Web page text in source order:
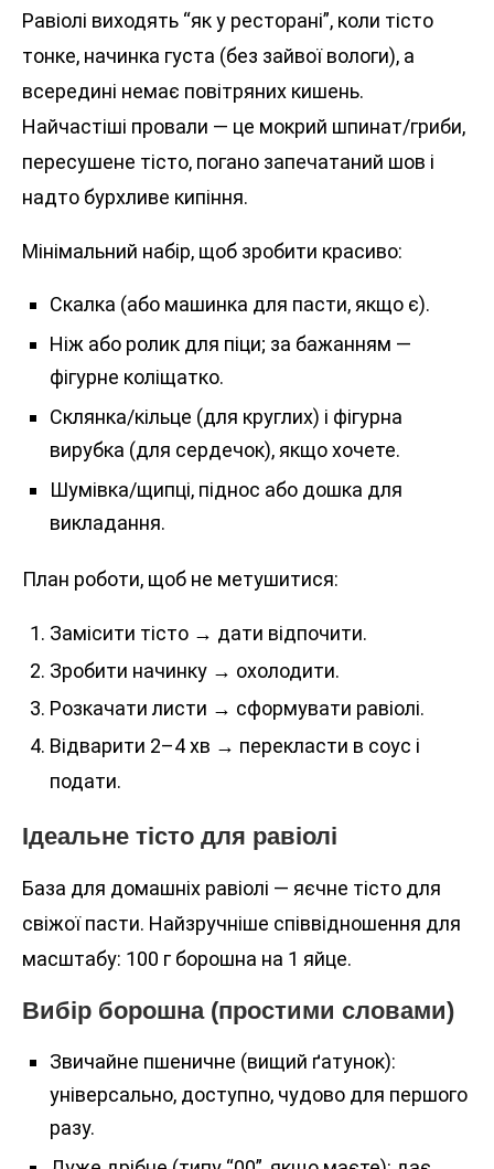
Равіолі виходять “як у ресторані”, коли тісто
тонке, начинка густа (без зайвої вологи), а
всередині немає повітряних кишень.
Найчастіші провали — це мокрий шпинат/гриби,
пересушене тісто, погано запечатаний шов і
надто бурхливе кипіння.
Мінімальний набір, щоб зробити красиво:
Скалка (або машинка для пасти, якщо є).
Ніж або ролик для піци; за бажанням —
фігурне коліщатко.
Склянка/кільце (для круглих) і фігурна
вирубка (для сердечок), якщо хочете.
Шумівка/щипці, піднос або дошка для
викладання.
План роботи, щоб не метушитися:
Замісити тісто → дати відпочити.
Зробити начинку → охолодити.
Розкачати листи → сформувати равіолі.
Відварити 2–4 хв → перекласти в соус і
подати.
Ідеальне тісто для равіолі
База для домашніх равіолі — яєчне тісто для
свіжої пасти. Найзручніше співвідношення для
масштабу: 100 г борошна на 1 яйце.
Вибір борошна (простими словами)
Звичайне пшеничне (вищий ґатунок):
універсально, доступно, чудово для першого
разу.